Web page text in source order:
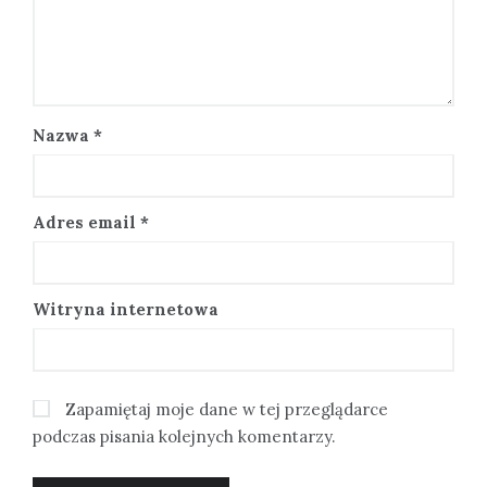
Nazwa *
Adres email *
Witryna internetowa
Zapamiętaj moje dane w tej przeglądarce
podczas pisania kolejnych komentarzy.